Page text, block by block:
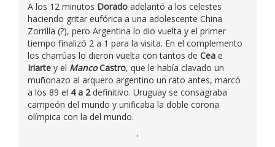
A los 12 minutos Dorado adelantó a los celestes
haciendo gritar eufórica a una adolescente China
Zorrilla (?), pero Argentina lo dio vuelta y el primer
tiempo finalizó 2 a 1 para la visita. En el complemento
los charrúas lo dieron vuelta con tantos de Cea e
Iriarte y el MancoCastro, que le había clavado un
muñonazo al arquero argentino un rato antes, marcó
a los 89 el 4 a 2definitivo. Uruguay se consagraba
campeón del mundo y unificaba la doble corona
olímpica con la del mundo.